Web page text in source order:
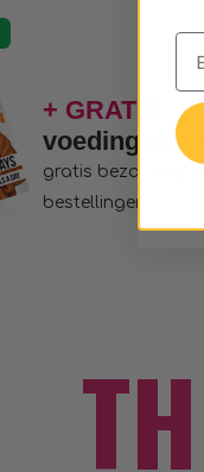
+ GRATIS
gratis bezorging
bestellingen